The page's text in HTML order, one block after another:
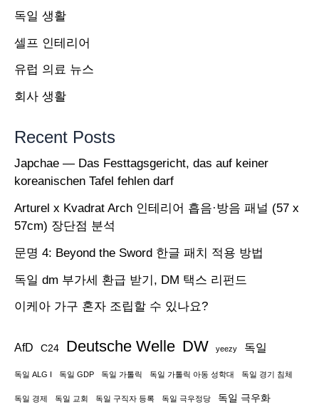
아
디
스
는
이
지
신
발
의
남
은
재
를
독일 생활
셀프 인테리어
유럽 의료 뉴스
회사 생활
Recent Posts
Japchae — Das Festtagsgericht, das auf keiner
koreanischen Tafel fehlen darf
Arturel x Kvadrat Arch 인테리어 흡음·방음 패널 (57 x
57cm) 장단점 분석
문명 4: Beyond the Sword 한글 패치 적용 방법
독일 dm 부가세 환급 받기, DM 택스 리펀드
이케아 가구 혼자 조립할 수 있나요?
AfD C24 Deutsche Welle DW yeezy 독일
독일 ALG I 독일 GDP 독일 가톨릭 독일 가톨릭 아동 성학대 독일 경기 침체
독일 경제 독일 교회 독일 구직자 등록 독일 극우정당 독일 극우화